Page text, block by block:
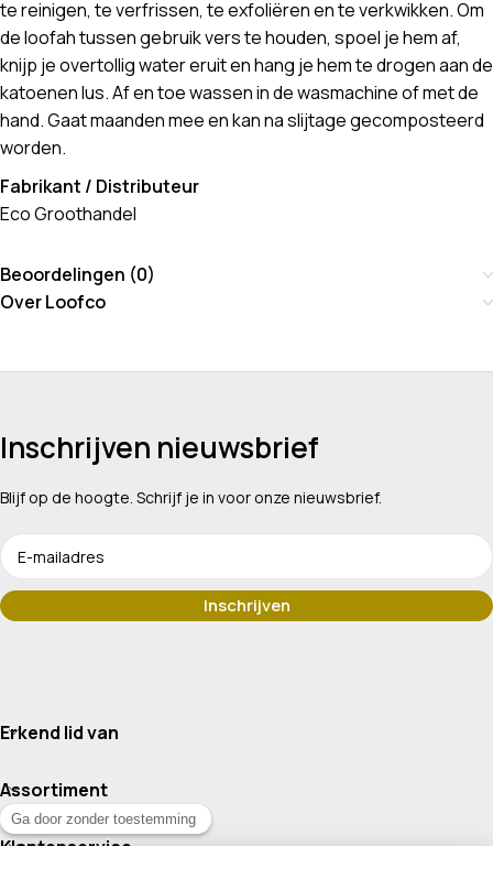
te reinigen, te verfrissen, te exfoliëren en te verkwikken. Om
de loofah tussen gebruik vers te houden, spoel je hem af,
knijp je overtollig water eruit en hang je hem te drogen aan de
katoenen lus. Af en toe wassen in de wasmachine of met de
hand. Gaat maanden mee en kan na slijtage gecomposteerd
worden.
Fabrikant / Distributeur
Eco Groothandel
Beoordelingen (0)
Over Loofco
Inschrijven nieuwsbrief
Blijf op de hoogte. Schrijf je in voor onze nieuwsbrief.
Erkend lid van
Assortiment
Klantenservice